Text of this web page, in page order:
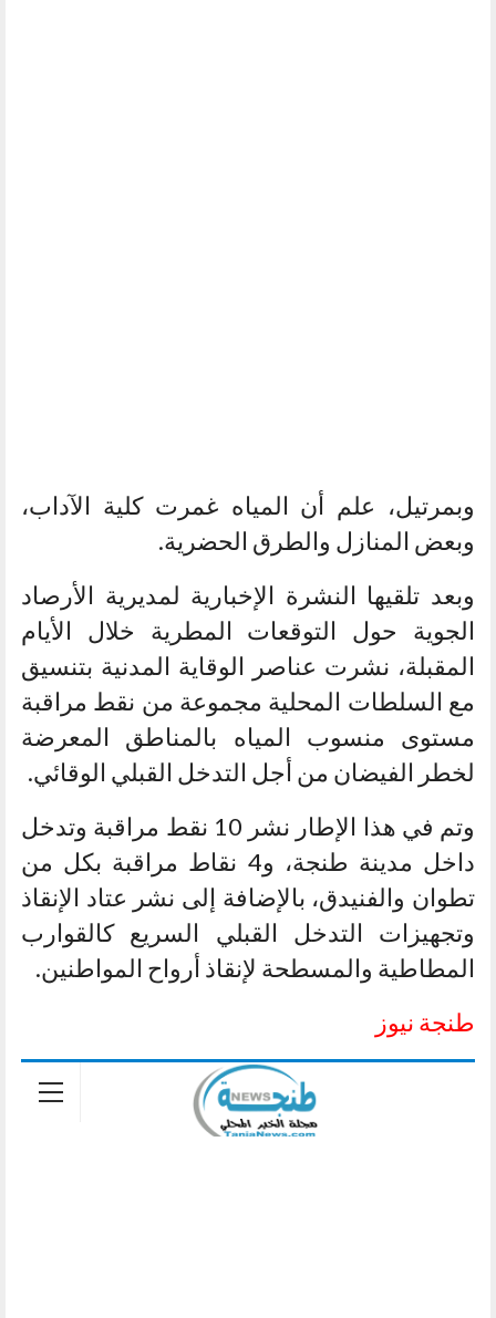
وبمرتيل، علم أن المياه غمرت كلية الآداب،
وبعض المنازل والطرق الحضرية.
وبعد تلقيها النشرة الإخبارية لمديرية الأرصاد
الجوية حول التوقعات المطرية خلال الأيام
المقبلة، نشرت عناصر الوقاية المدنية بتنسيق
مع السلطات المحلية مجموعة من نقط مراقبة
مستوى منسوب المياه بالمناطق المعرضة
لخطر الفيضان من أجل التدخل القبلي الوقائي.
وتم في هذا الإطار نشر 10 نقط مراقبة وتدخل
داخل مدينة طنجة، و4 نقاط مراقبة بكل من
تطوان والفنيدق، بالإضافة إلى نشر عتاد الإنقاذ
وتجهيزات التدخل القبلي السريع كالقوارب
المطاطية والمسطحة لإنقاذ أرواح المواطنين.
طنجة نيوز